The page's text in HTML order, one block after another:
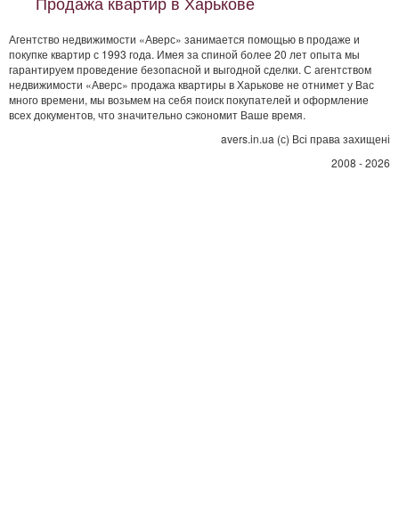
Продажа квартир в Харькове
Агентство недвижимости «Аверс» занимается помощью в продаже и
покупке квартир с 1993 года. Имея за спиной более 20 лет опыта мы
гарантируем проведение безопасной и выгодной сделки. С агентством
недвижимости «Аверс» продажа квартиры в Харькове не отнимет у Вас
много времени, мы возьмем на себя поиск покупателей и оформление
всех документов, что значительно сэкономит Ваше время.
avers.in.ua (с) Всі права захищені
2008 - 2026